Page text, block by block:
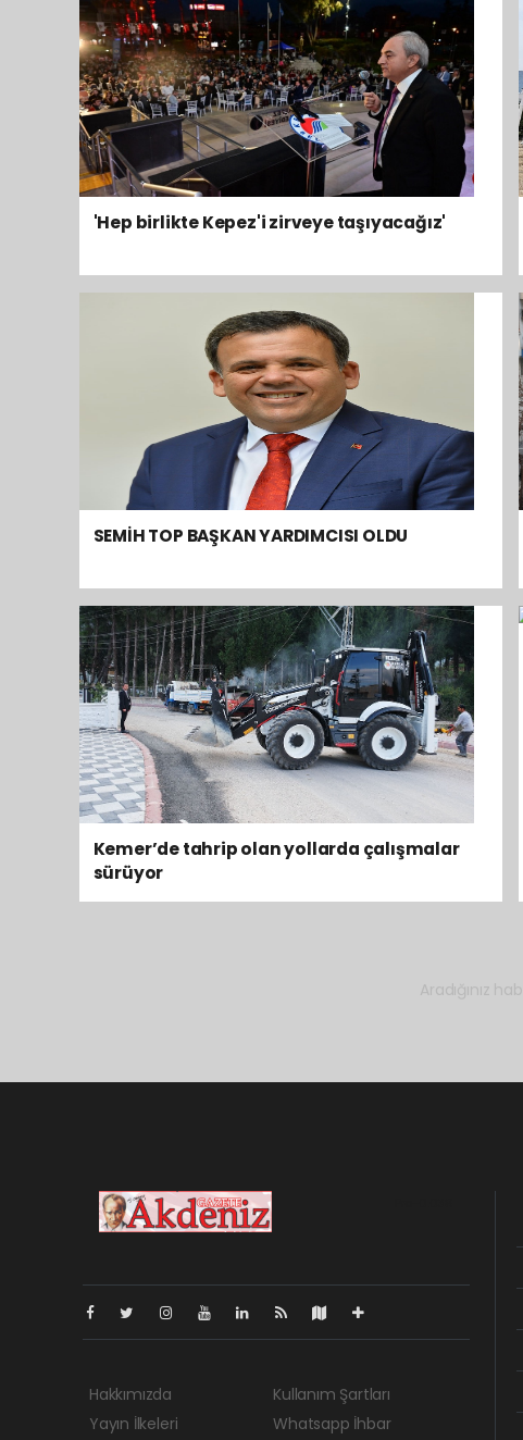
'Hep birlikte Kepez'i zirveye taşıyacağız'
SEMİH TOP BAŞKAN YARDIMCISI OLDU
Kemer’de tahrip olan yollarda çalışmalar
sürüyor
Aradığınız
Hakkımızda
Yayın İlkeleri
Kullanım Şartları
Whatsapp İhbar